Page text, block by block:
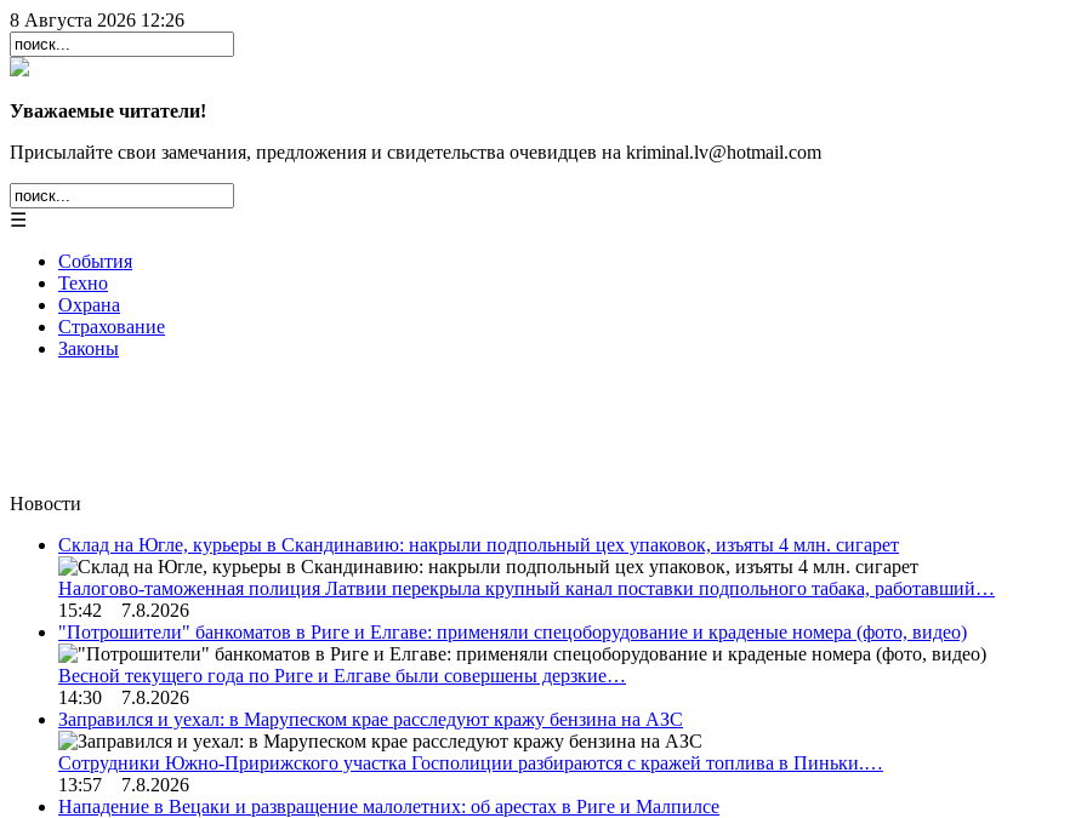
8 Августа 2026 12:26
Уважаемые читатели!
Присылайте свои замечания, предложения и свидетельства очевидцев на kriminal.lv@hotmail.com
☰
События
Техно
Охрана
Страхование
Законы
Новости
Склад на Югле, курьеры в Скандинавию: накрыли подпольный цех упаковок, изъяты 4 млн. сигарет
Налогово-таможенная полиция Латвии перекрыла крупный канал поставки подпольного табака, работавший…
15:42 7.8.2026
"Потрошители" банкоматов в Риге и Елгаве: применяли спецоборудование и краденые номера (фото, видео)
Весной текущего года по Риге и Елгаве были совершены дерзкие…
14:30 7.8.2026
Заправился и уехал: в Марупеском крае расследуют кражу бензина на АЗС
Сотрудники Южно-Пририжского участка Госполиции разбираются с кражей топлива в Пиньки.…
13:57 7.8.2026
Нападение в Вецаки и развращение малолетних: об арестах в Риге и Малпилсе